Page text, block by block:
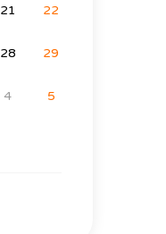
21 22
28 29
4 5